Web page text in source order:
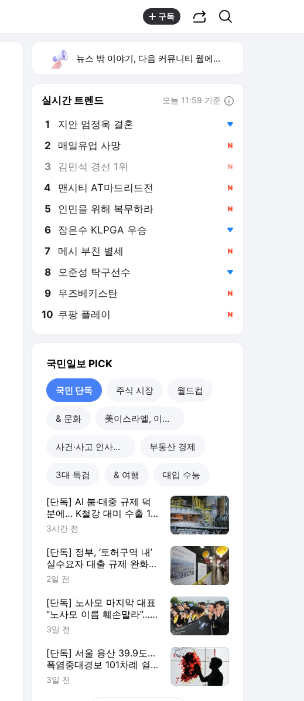
구독
뉴스 밖 이야기, 다음 커뮤니티 웹에서 보기
실시간 트렌드 오늘 11:59 기준
1 지안 엄정욱 결혼
2 매일유업 사망
3 김민석 경선 1위
4 맨시티 AT마드리드전
5 인민을 위해 복무하라
6 장은수 KLPGA 우승
7 메시 부친 별세
8 오준성 탁구선수
9 우즈베키스탄
10 쿠팡 플레이
국민일보 PICK
국민 단독 주식 시장 월드컵
& 문화 美이스라엘, 이란 공습
사건·사고 인사이드 부동산 경제
3대 특검 & 여행 대입 수능
[단독] AI 붐·대중 규제 덕
분에… K철강 대미 수출 11
년 만에 월 50만t 돌파
3시간 전
[단독] 정부, ‘토허구역 내’
실수요자 대출 규제 완화
검토
2일 전
[단독] 노사모 마지막 대표
“노사모 이름 훼손말라”…
정청래에 경고장
3일 전
[단독] 서울 용산 39.9도…
폭염중대경보 101차례 쉴
새 없이 내렸다
3일 전